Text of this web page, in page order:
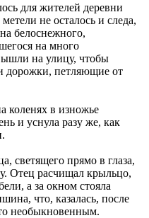
для жителей деревни
не осталось и следа,
белоснежного,
на много
на улицу, чтобы
дорожки, петляющие от
коленях в изножье
и уснула разу же, как
светящего прямо в глаза,
Отец расчищал крыльцо,
а за окном стояла
что, казалась, после
необыкновенным.